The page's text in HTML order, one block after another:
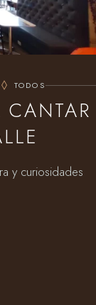
TODOS
y curiosidades